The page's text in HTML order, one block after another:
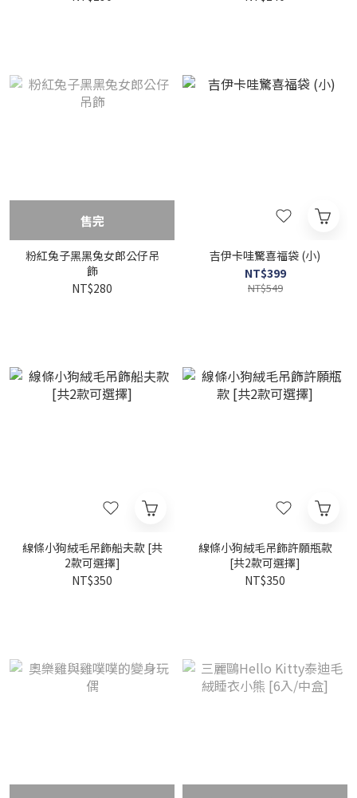
售完
粉紅兔子黑黑兔女郎公仔吊
飾
NT$280
吉伊卡哇驚喜福袋 (小)
NT$399
NT$549
線條小狗絨毛吊飾船夫款 [共
2款可選擇]
NT$350
線條小狗絨毛吊飾許願瓶款
[共2款可選擇]
NT$350